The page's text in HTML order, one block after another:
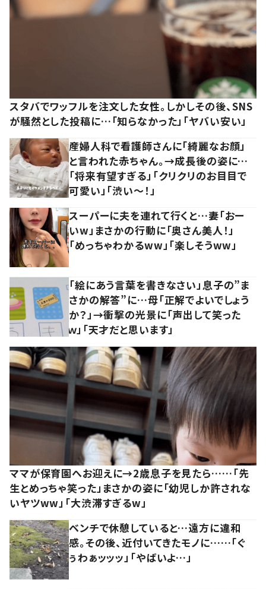
スタバでワッフルを注文した女性。しかしその後、SNS
が騒然とした投稿に…「知らなかった」「ヤバい安い」
産婦人科で看護師さんに「綺麗なお顔」
と言われた赤ちゃん。→成長後の姿に…
「将来有望すぎる」「クリクリのお目目で
可愛い」「渋い～！」
スーパーに夫を連れて行くと…妻「おー
いw」まさかの行動に「奥さん美人！」
「めっちゃわかるww」「楽しそうww」
「絵にあう言葉を書きなさい」息子の”ま
さかの解答”に…母「正解でよいでしょう
か？」→衝撃の光景に「声出して笑った
ｗ」「天才だと思います」
ママが保育園へお迎えに→2歳息子を見たら……「先
生とめっちゃ笑った」まさかの姿に「幼児しか許されな
いヤツww」「大渋滞すぎるw」
ベンチで休憩していると…遠方に違和
感。その後、近付いてきたモノに……「ぐ
ぅわぁッッッ」「やばいよ…」